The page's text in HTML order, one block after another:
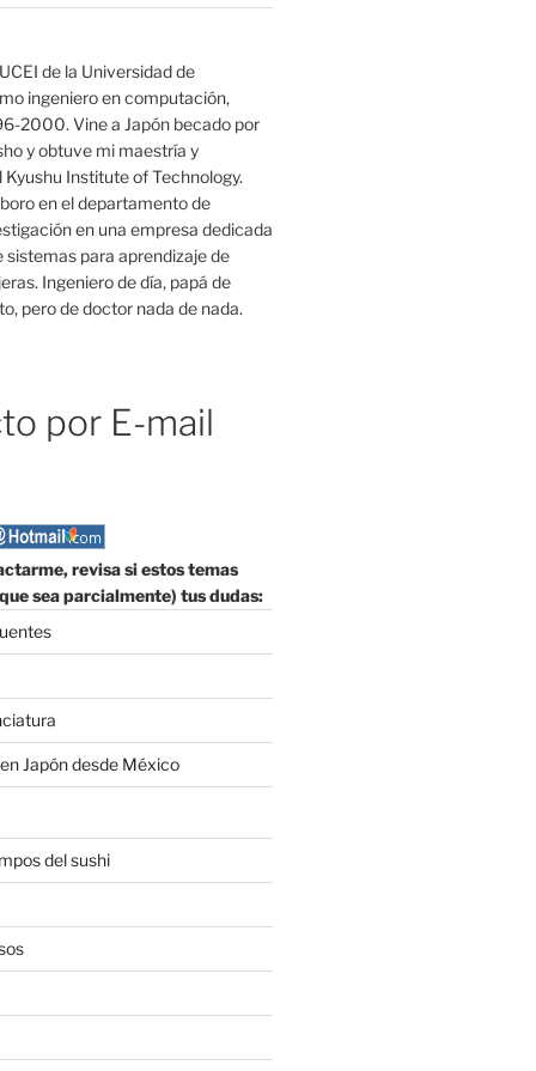
de la Universidad de
ingeniero en computación,
2000. Vine a Japón becado por
y obtuve mi maestría y
Institute of Technology.
en el departamento de
en una empresa dedicada
sistemas para aprendizaje de
Ingeniero de día, papá de
pero de doctor nada de nada.
por E-mail
revisa si estos temas
sea parcialmente) tus dudas:
Japón desde México
del sushi